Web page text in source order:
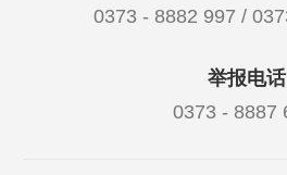
0373 - 8882 997 /
举报电话
0373 - 8887